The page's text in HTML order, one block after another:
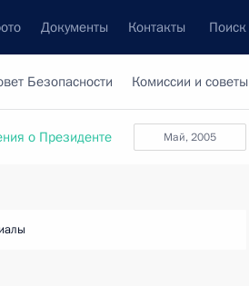
Документы Контакты Поиск
Безопасности Комиссии и советы
май, 2005
о Президенте